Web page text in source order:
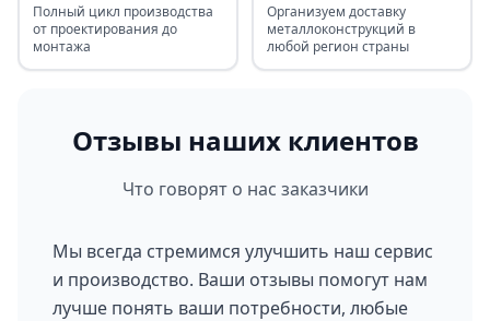
Полный цикл производства
от проектирования до
монтажа
Организуем доставку
металлоконструкций в
любой регион страны
Отзывы наших клиентов
Что говорят о нас заказчики
Мы всегда стремимся улучшить наш сервис
и производство. Ваши отзывы помогут нам
лучше понять ваши потребности, любые